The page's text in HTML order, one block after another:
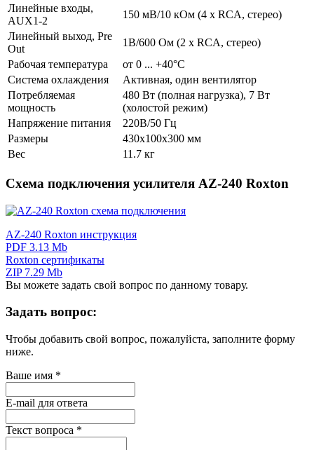
Линейные входы,
AUX1-2
150 мВ/10 кОм (4 х RCA, стерео)
Линейный выход, Pre
Out
1В/600 Ом (2 х RCA, стерео)
Рабочая температура
от 0 ... +40°С
Система охлаждения
Активная, один вентилятор
Потребляемая
мощность
480 Вт (полная нагрузка), 7 Вт
(холостой режим)
Напряжение питания
220В/50 Гц
Размеры
430х100х300 мм
Вес
11.7 кг
Схема подключения усилителя AZ-240 Roxton
AZ-240 Roxton инструкция
PDF 3.13 Mb
Roxton сертификаты
ZIP 7.29 Mb
Вы можете задать свой вопрос по данному товару.
Задать вопрос:
Чтобы добавить свой вопрос, пожалуйста, заполните форму
ниже.
Ваше имя *
E-mail для ответа
Текст вопроса *